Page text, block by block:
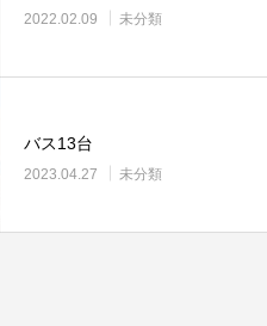
2022.02.09 未分類
バス13台
2023.04.27 未分類